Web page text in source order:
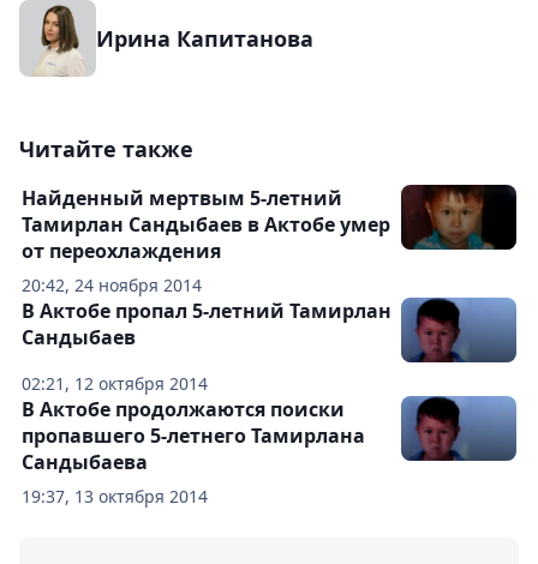
Ирина Капитанова
Читайте также
20:42, 24 ноября 2014
Найденный мертвым 5-летний
Тамирлан Сандыбаев в Актобе умер
от переохлаждения
02:21, 12 октября 2014
В Актобе пропал 5-летний Тамирлан
Сандыбаев
19:37, 13 октября 2014
В Актобе продолжаются поиски
пропавшего 5-летнего Тамирлана
Сандыбаева